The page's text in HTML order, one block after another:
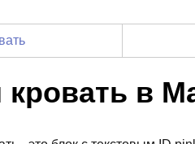
кровать в